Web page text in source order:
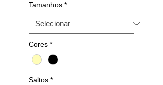
Tamanhos *
Cores *
Saltos *